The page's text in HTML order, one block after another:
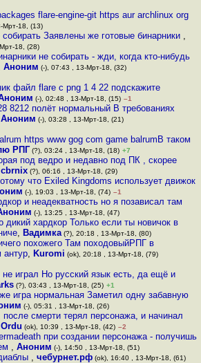
flare-engine-git https aur archlinux org
Мрт-18, (13)
Заявлены же готовые бинарники ,
18, (28)
не собирать - жди, когда кто-нибудь
Аноним (-), 07:43 , 13-Мрт-18, (32)
файл flare с png 1 4 22 подскажите
(-), 02:48 , 13-Мрт-18, (15) –1
8212 полёт нормальный В требованиях
Аноним (-), 03:28 , 13-Мрт-18, (21)
https www gog com game balrumВ таком
РПГ (?), 03:24 , 13-Мрт-18, (18) +7
под ведро и недавно под ПК , скорее
cbrnix(?), 06:16 , 13-Мрт-18, (29)
что Exiled Kingdoms использует движок
(-), 19:03 , 13-Мрт-18, (74) –1
и неадекватность но я позависал там
(-), 13:25 , 13-Мрт-18, (47)
дикий хардкор Только если ты новичок в
, Вадимка(?), 20:18 , 13-Мрт-18, (80)
похожего Там походовыйРПГ в
антур, Kuromi (ok), 20:18 , 13-Мрт-18, (79)
не играл Но русский язык есть, да ещё и
(?), 03:43 , 13-Мрт-18, (25) +1
игра нормальная Заметил одну забавную
(-), 05:31 , 13-Мрт-18, (26)
смерти терял персонажа, и начинал
Ordu (ok), 10:39 , 13-Мрт-18, (42) –2
при создании персонажа - получишь
, Аноним (-), 14:50 , 13-Мрт-18, (51)
, чебурнет.рф(ok), 16:40 , 13-Мрт-18, (61)